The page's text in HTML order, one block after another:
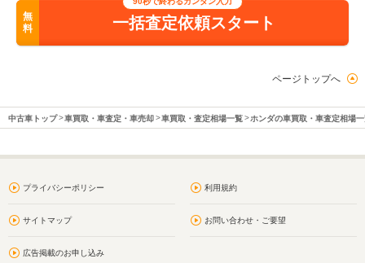
無
料
一括査定依頼スタート
ページトップへ
中古車トップ 車買取・車査定・車売却 車買取・査定相場一覧 ホンダの車買取・車査定相場
プライバシーポリシー 利用規約
サイトマップ お問い合わせ・ご要望
広告掲載のお申し込み